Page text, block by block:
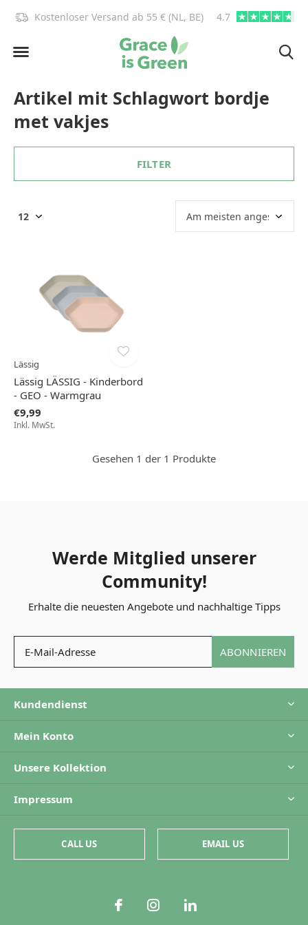
Kostenloser Versand ab 55 € (NL, BE) 4.7
Artikel mit Schlagwort bordje
met vakjes
FILTER
Lässig
Lässig LÄSSIG - Kinderbord
- GEO - Warmgrau
€9,99
Inkl. MwSt.
Gesehen 1 der 1 Produkte
Werde Mitglied unserer
Community!
Erhalte die neuesten Angebote und nachhaltige Tipps
ABONNIEREN
Kundendienst
Mein Konto
Unsere Kollektion
Impressum
CALL US EMAIL US